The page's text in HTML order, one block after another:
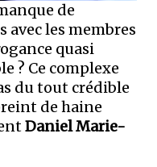
de
avec les membres
quasi
? Ce complexe
du tout crédible
de haine
Daniel Marie-